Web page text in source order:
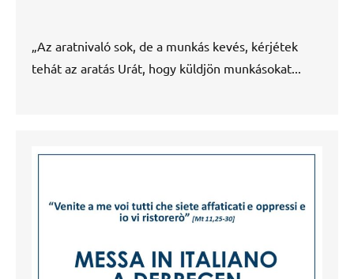
„Az aratnivaló sok, de a munkás kevés, kérjétek
tehát az aratás Urát, hogy küldjön munkásokat...